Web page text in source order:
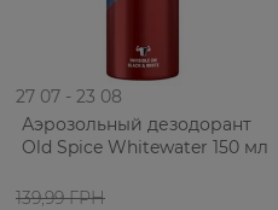
27 07 - 23 08
Аэрозольный дезодорант
Old Spice Whitewater 150 мл
139,99 ГРН